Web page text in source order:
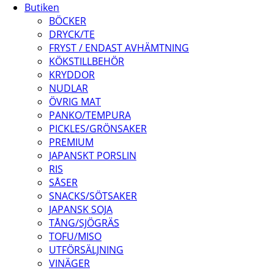
Butiken
BÖCKER
DRYCK/TE
FRYST / ENDAST AVHÄMTNING
KÖKSTILLBEHÖR
KRYDDOR
NUDLAR
ÖVRIG MAT
PANKO/TEMPURA
PICKLES/GRÖNSAKER
PREMIUM
JAPANSKT PORSLIN
RIS
SÅSER
SNACKS/SÖTSAKER
JAPANSK SOJA
TÅNG/SJÖGRÄS
TOFU/MISO
UTFÖRSÄLJNING
VINÄGER